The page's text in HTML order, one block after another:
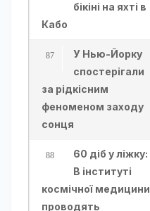
бікіні на яхті в
Кабо
У Нью-Йорку
спостерігали
за рідкісним
феноменом заходу
сонця
60 діб у ліжку:
В інституті
космічної медицини
проводять